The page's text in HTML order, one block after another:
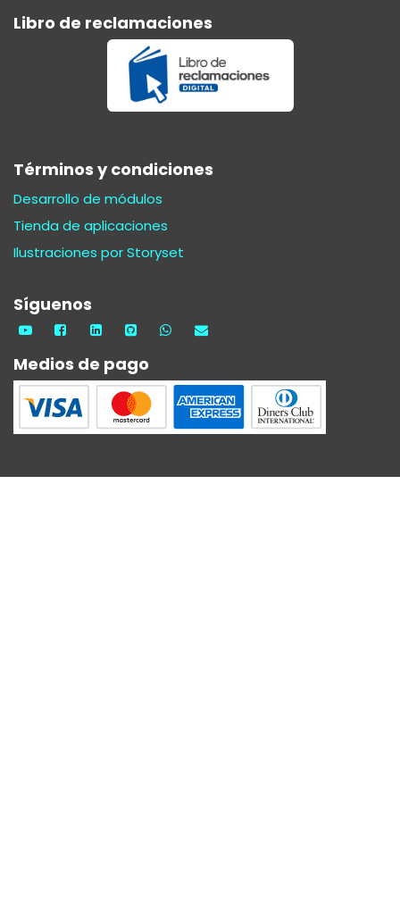
Libro de reclamaciones
Términos y condiciones
Desarrollo de módulos
Tienda de aplicaciones
Ilustraciones por Storyset
Síguenos
Medios de pago